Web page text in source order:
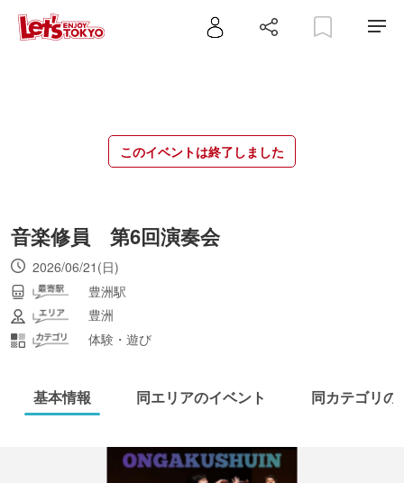
このイベントは終了しました
音楽修員 第6回演奏会
2026/06/21(日)
豊洲駅
豊洲
体験・遊び
基本情報 同エリアのイベント 同カテゴリの